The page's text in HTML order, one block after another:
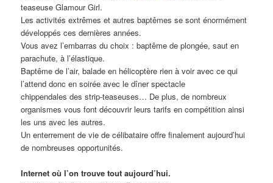
teaseuse Glamour Girl.
Les activités extrêmes et autres baptêmes se sont énormément
développés ces dernières années.
Vous avez l’embarras du choix : baptême de plongée, saut en
parachute, à l’élastique.
Baptême de l’air, balade en hélicoptère rien à voir avec ce qui
l’attend donc en soirée avec le dîner spectacle
chippendales des strip-teaseuses… De plus, de nombreux
organismes vous font découvrir leurs tarifs en compétition ainsi
les uns avec les autres.
Un enterrement de vie de célibataire offre finalement aujourd’hui
de nombreuses opportunités.
Internet où l’on trouve tout aujourd’hui.